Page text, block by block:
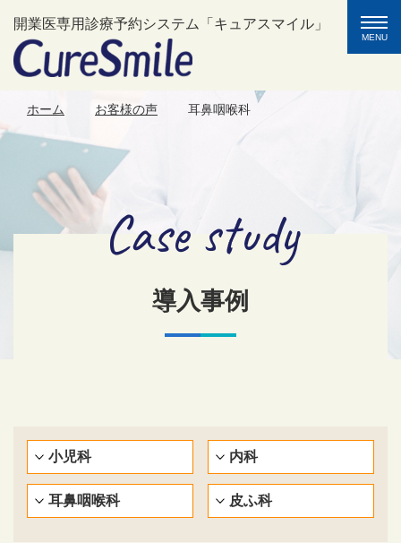
開業医専用診療予約システム「キュアスマイル」
ホーム お客様の声 耳鼻咽喉科
導入事例
Case study
小児科 内科
耳鼻咽喉科 皮ふ科
toggle
MENU